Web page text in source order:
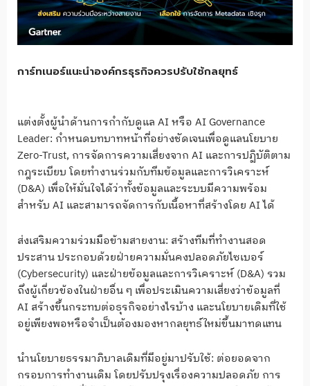
การ์ทเนอร์แนะนำองค์กรธุรกิจควรปรับใช้กลยุทธ์
แต่งตั้งผู้นำด้านการกำกับดูแล AI หรือ AI Governance
Leader: กำหนดบทบาทหน้าที่อย่างชัดเจนเพื่อดูแลนโยบาย
Zero-Trust, การจัดการความเสี่ยงจาก AI และการปฏิบัติตาม
กฎระเบียบ โดยทำงานร่วมกับทีมข้อมูลและการวิเคราะห์
(D&A) เพื่อให้มั่นใจได้ว่าทั้งข้อมูลและระบบมีความพร้อม
สำหรับ AI และสามารถจัดการกับเนื้อหาที่สร้างโดย AI ได้
ส่งเสริมความร่วมมือข้ามสายงาน: สร้างทีมที่ทำงานสอด
ประสาน ประกอบด้วยฝ่ายความมั่นคงปลอดภัยไซเบอร์
(Cybersecurity) และฝ่ายข้อมูลและการวิเคราะห์ (D&A) รวม
ถึงผู้เกี่ยวข้องในฝ่ายอื่น ๆ เพื่อประเมินความเสี่ยงว่าข้อมูลที่
AI สร้างขึ้นกระทบต่อธุรกิจอย่างไรบ้าง และนโยบายเดิมที่ใช้
อยู่เพียงพอหรือจำเป็นต้องมองหากลยุทธ์ใหม่ขึ้นมาทดแทน
นำนโยบายธรรมาภิบาลเดิมที่มีอยู่มาปรับใช้: ต่อยอดจาก
กรอบการทำงานเดิม โดยปรับปรุงเรื่องความปลอดภัย การ